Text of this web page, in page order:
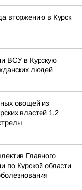
вторжению в Курск
ВСУ в Курскую
людей
овощей из
властей 1,2
Главного
по Курской области